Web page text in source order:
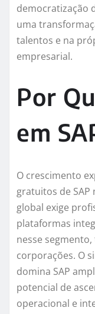
democratização
uma
talentos e na
empresarial.
Por
em
O crescimento
gratuitos de SAP
global exige
plataformas
nesse
corporações. O
domina SAP
potencial de
operacional e